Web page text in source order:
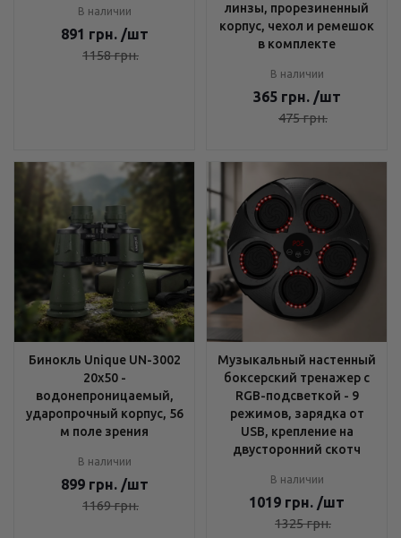
В наличии
891 грн. /шт
1158грн.
линзы, прорезиненный
корпус, чехол и ремешок
в комплекте
В наличии
365 грн. /шт
475грн.
Бинокль Unique UN-3002
20x50 -
водонепроницаемый,
ударопрочный корпус, 56
м поле зрения
В наличии
899 грн. /шт
1169грн.
Музыкальный настенный
боксерский тренажер с
RGB-подсветкой - 9
режимов, зарядка от
USB, крепление на
двусторонний скотч
В наличии
1019 грн. /шт
1325грн.